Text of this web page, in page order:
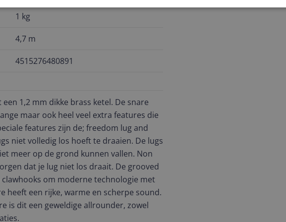
1 kg
4,7 m
4515276480891
1,2 mm dikke brass ketel. De snare
maar ook heel veel extra features die
features zijn de; freedom lug and
niet volledig los hoeft te draaien. De lugs
meer op de grond kunnen vallen. Non
dat je lug niet los draait. De grooved
om moderne technologie met
heeft een rijke, warme en scherpe sound.
is dit een geweldige allrounder, zowel